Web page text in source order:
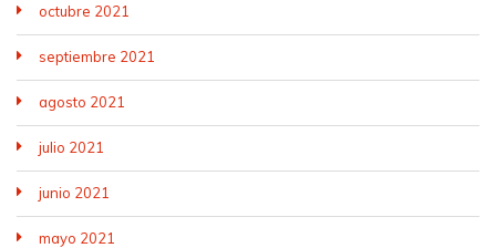
octubre 2021
septiembre 2021
agosto 2021
julio 2021
junio 2021
mayo 2021